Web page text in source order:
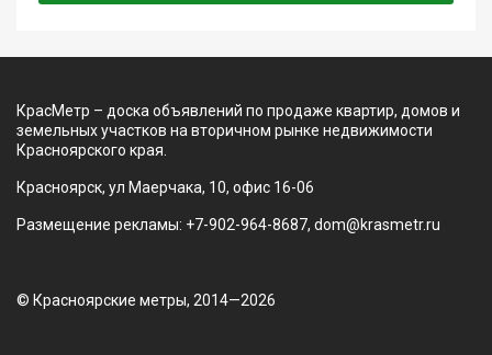
КрасМетр – доска объявлений по продаже квартир, домов и
земельных участков на вторичном рынке недвижимости
Красноярского края.
Красноярск, ул Маерчака, 10, офис 16-06
Размещение рекламы: +7-902-964-8687, dom@krasmetr.ru
© Красноярские метры, 2014—2026